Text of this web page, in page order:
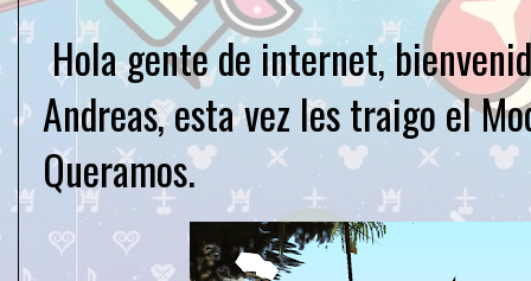
Hola gente de internet,
Andreas, esta vez les traigo el
Queramos.